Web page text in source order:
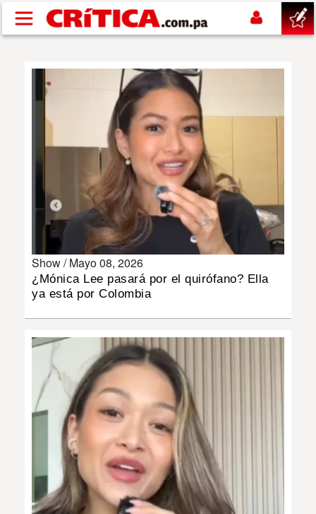
Pasar al contenido principal
SUCESOS
DEPORTES
MUNDO
INSÓLITAS
MULTIMEDIA
Show /Mayo 08, 2026
¿Mónica Lee pasará por el quirófano? Ella
ya está por Colombia